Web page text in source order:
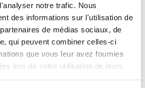
notre trafic. Nous
des informations sur l'utilisation de
de médias sociaux, de
qui peuvent combiner celles-ci
que vous leur avez fournies
lors de votre utilisation de leurs
indépendant, Codexial
des produits innovants,
toute question, n'hésitez pas
en cliquant ci-dessous.
Contactez-nous